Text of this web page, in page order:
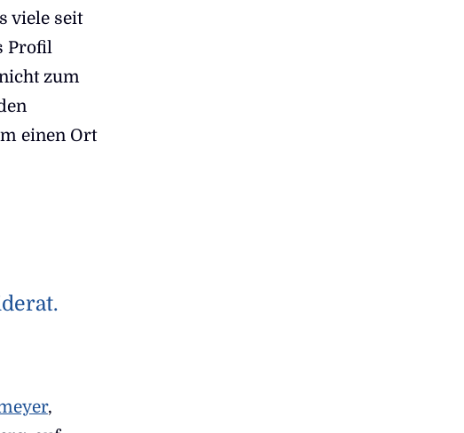
viele seit
Profil
zum
einen Ort
,